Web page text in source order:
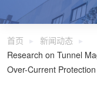
首页
新闻动态
Research on Tunnel
Over-Current